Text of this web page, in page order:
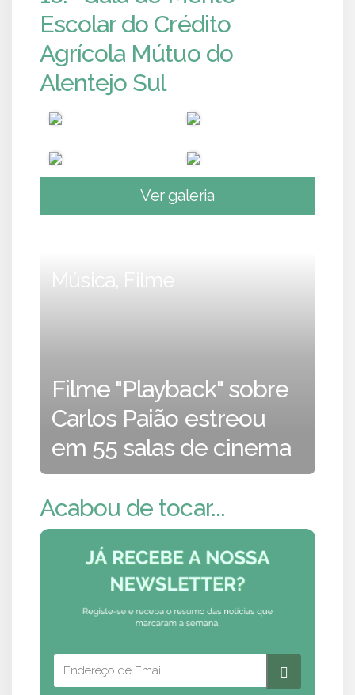
Escolar do Crédito
Agrícola Mútuo do
Alentejo Sul
Ver galeria
Música, Filme
Filme "Playback" sobre
Carlos Paião estreou
em 55 salas de cinema
Acabou de tocar...